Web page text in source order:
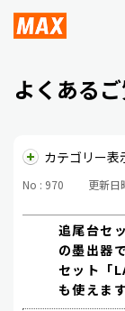
よくある
カテゴリー表
No : 970 更新
追尾台セ
の墨出器
セット「
も使えます